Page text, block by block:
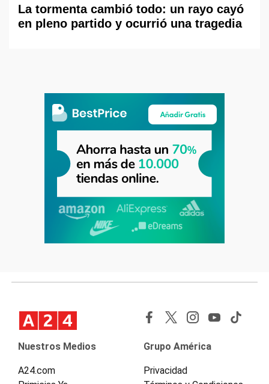
La tormenta cambió todo: un rayo cayó
en pleno partido y ocurrió una tragedia
Nuestros Medios
A24.com
Grupo América
Privacidad